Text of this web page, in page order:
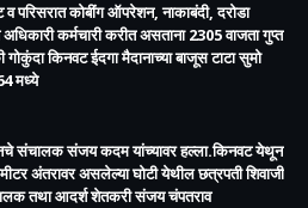
परिसरात कोबींग ऑपरेशन, नाकाबंदी, दरोडा
कर्मचारी करीत असताना 2305 वाजता गुप्त
गोकुंदा किनवट ईदगा मैदानाच्या बाजूस टाटा सुमो
मध्ये
संचालक संजय कदम यांच्यावर हल्ला.किनवट येथून
अंतरावर असलेल्या घोटी येथील छत्रपती शिवाजी
तथा आदर्श शेतकरी संजय चंपतराव